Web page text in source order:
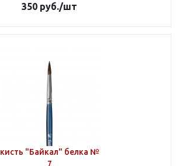
350 руб./шт
кисть "Байкал" белка №
7